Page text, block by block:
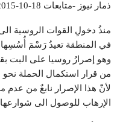
ذمار نيوز -متابعات 18-10-2015
منذُ دخولِ القوات الروسية
في المنطقة تعيدُ رَسْمَ أُسُسِها
وهو إصرارُ روسيا على البت
من قرار استكمال الحملة نحو
لأنّ هذا الإصرار نابعٌ من
الإرهاب للوصول الى